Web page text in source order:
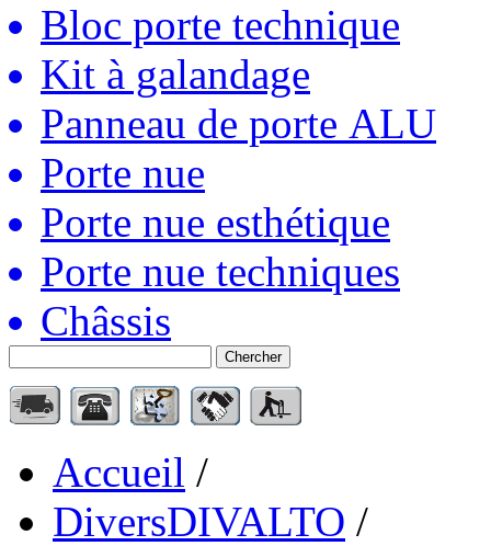
Bloc porte technique
Kit à galandage
Panneau de porte ALU
Porte nue
Porte nue esthétique
Porte nue techniques
Châssis
Chercher
Accueil /
DiversDIVALTO /